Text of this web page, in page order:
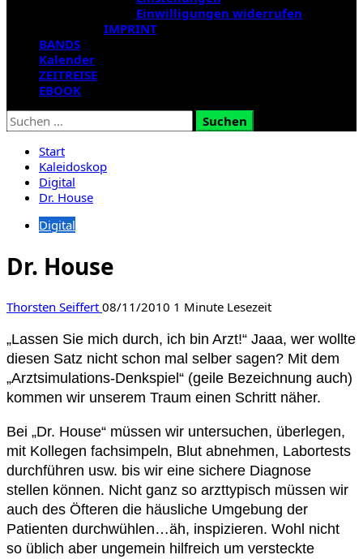
Einwilligungen widerrufen
IMPRINT
BANDS
Kalender
ZEITREISE
EBOOK
Suchen
nach:
Start
Kaleidoskop
Digital
Dr. House
Digital
Dr. House
Thorsten Seiffert 08/11/2010 1 Minute Lesezeit
„Lassen Sie mich durch, ich bin Arzt!“ Jaaa, wer wollte
diesen Satz nicht schon mal selber sagen? Mit dem
„Arztsimulations-Denkspiel“ (geile Bezeichnung auch)
kommen wir unserem Traum einen Schritt näher.
Bei „Dr. House“ müssen wir untersuchen, überlegen,
mit Kollegen fachsimpeln, Blut abnehmen, Labortests
durchführen usw. bis wir eine sichere Diagnose
stellen können. Nicht ganz so arzttypisch müssen wir
auch des Öfteren die häusliche Umgebung der
Patienten durchwühlen…äh, inspizieren. Wohl nicht
so üblich aber ungemein hilfreich um versteckte